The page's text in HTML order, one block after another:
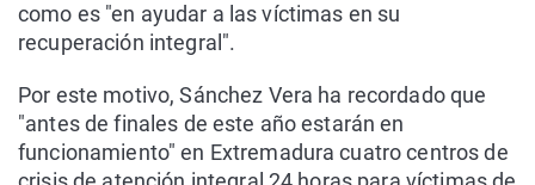
como es "en ayudar a las víctimas en su
recuperación integral".
Por este motivo, Sánchez Vera ha recordado que
"antes de finales de este año estarán en
funcionamiento" en Extremadura cuatro centros de